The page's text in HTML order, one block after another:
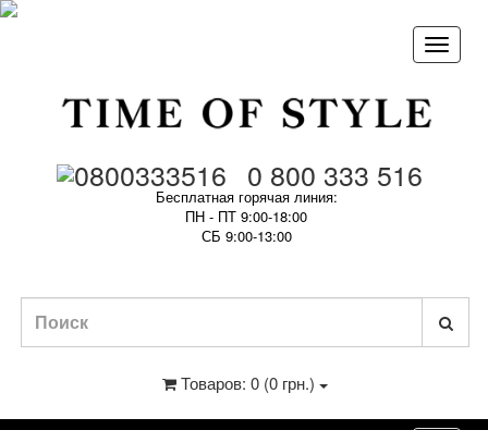
0 800 333 516
Бесплатная горячая линия:
ПН - ПТ 9:00-18:00
СБ 9:00-13:00
Товаров: 0 (0 грн.)